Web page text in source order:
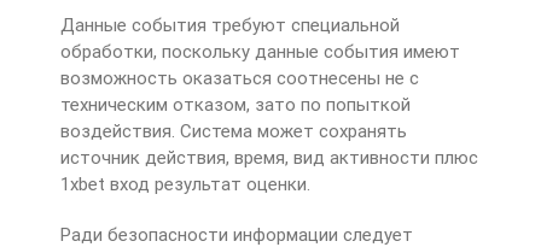
Данные события требуют специальной
обработки, поскольку данные события имеют
возможность оказаться соотнесены не с
техническим отказом, зато по попыткой
воздействия. Система может сохранять
источник действия, время, вид активности плюс
1xbet вход результат оценки.
Ради безопасности информации следует